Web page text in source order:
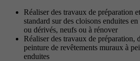
Réaliser des travaux de préparation
standard sur des cloisons enduites
ou dérivés, neufs ou à rénover
Réaliser des travaux de préparation,
peinture de revêtements muraux à
enduites